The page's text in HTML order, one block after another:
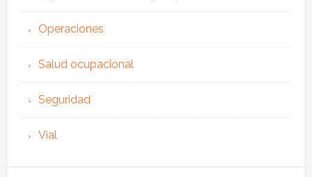
Operaciones
Salud ocupacional
Seguridad
Vial